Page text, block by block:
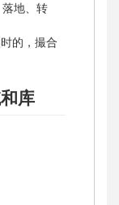
地、转
的，撮合
库